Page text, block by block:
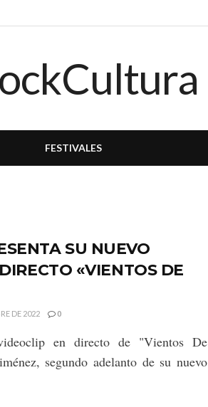
FESTIVALES
SU NUEVO
«VIENTOS DE
DE 2022 0
en directo de "Vientos De
segundo adelanto de su nuevo